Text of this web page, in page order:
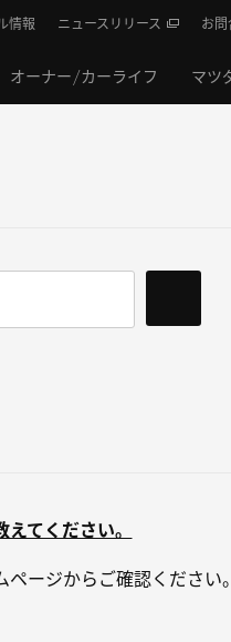
オーナー/カーライフ マツ
情報 ニュースリリース お
てください。
ージからご確認ください